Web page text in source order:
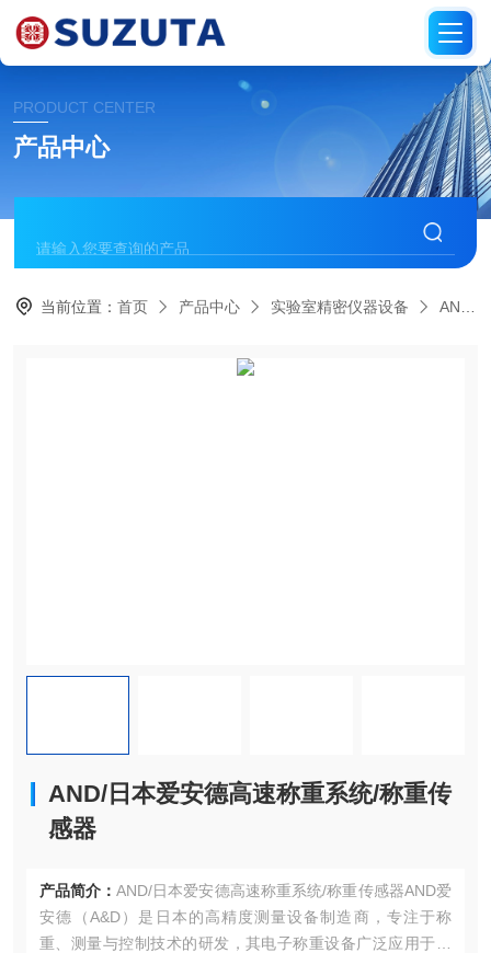
PRODUCT CENTER
产品中心
当前位置：首页 产品中心 实验室精密仪器设备 AND爱安德
AND/日本爱安德高速称重系统/称重传
感器
产品简介： AND/日本爱安德高速称重系统/称重传感器AND爱
安德‌（A&D）是日本的高精度测量设备制造商，专注于称
重、测量与控制技术的研发，其电子称重设备广泛应用于‌实